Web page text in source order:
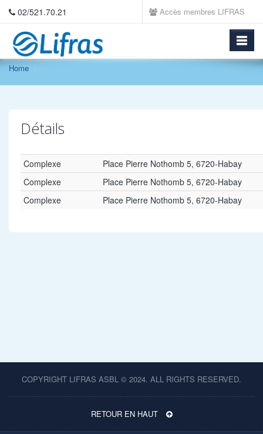
02/521.70.21 Accès membres LIFRAS
Home
Détails
Complexe
Place Pierre Nothomb 5, 6720-Habay
Complexe
Place Pierre Nothomb 5, 6720-Habay
Complexe
Place Pierre Nothomb 5, 6720-Habay
COPYRIGHT LIFRAS ASBL © 2024. ALL RIGHTS RESERVED.
RETOUR EN HAUT